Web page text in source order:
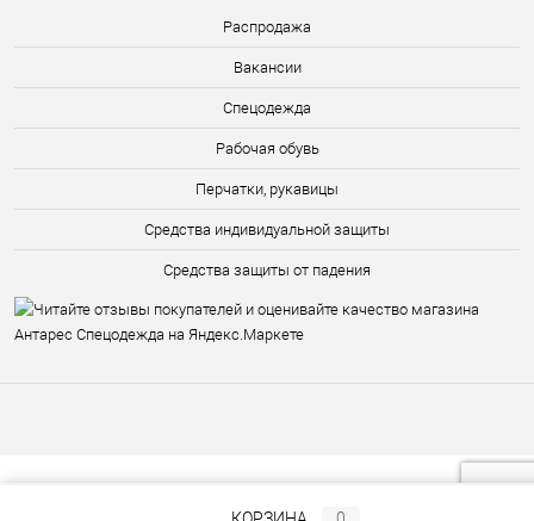
Распродажа
Вакансии
Спецодежда
Рабочая обувь
Перчатки, рукавицы
Средства индивидуальной защиты
Средства защиты от падения